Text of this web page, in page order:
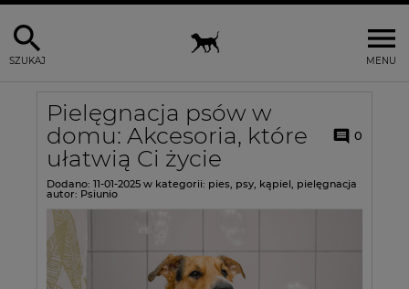
MENU
SZUKAJ
Pielęgnacja psów w
domu: Akcesoria, które
ułatwią Ci życie
0
Dodano: 11-01-2025 w kategorii: pies, psy, kąpiel, pielęgnacja
autor: Psiunio